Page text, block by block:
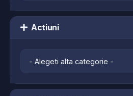
Actiuni